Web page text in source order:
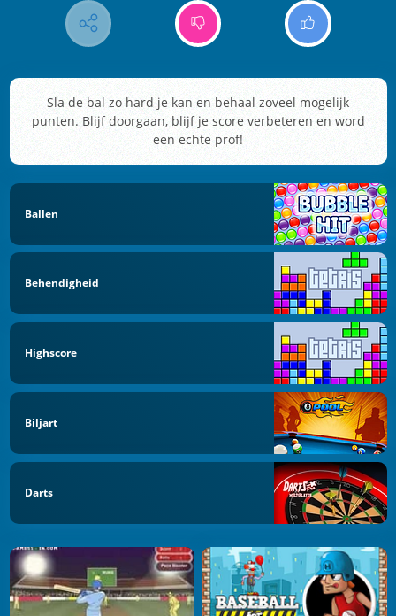
Sla de bal zo hard je kan en behaal zoveel mogelijk
punten. Blijf doorgaan, blijf je score verbeteren en word
een echte prof!
Ballen
Behendigheid
Highscore
Biljart
Darts